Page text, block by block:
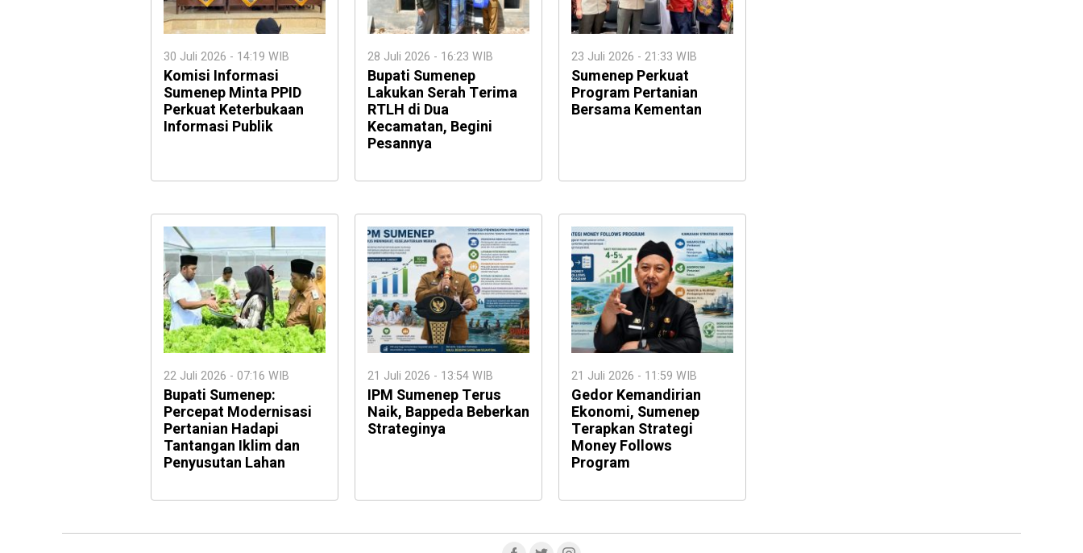
30 Juli 2026 - 14:19 WIB
Komisi Informasi
Sumenep Minta PPID
Perkuat Keterbukaan
Informasi Publik
28 Juli 2026 - 16:23 WIB
Bupati Sumenep
Lakukan Serah Terima
RTLH di Dua
Kecamatan, Begini
Pesannya
23 Juli 2026 - 21:33 WIB
Sumenep Perkuat
Program Pertanian
Bersama Kementan
22 Juli 2026 - 07:16 WIB
Bupati Sumenep:
Percepat Modernisasi
Pertanian Hadapi
Tantangan Iklim dan
Penyusutan Lahan
21 Juli 2026 - 13:54 WIB
IPM Sumenep Terus
Naik, Bappeda Beberkan
Strateginya
21 Juli 2026 - 11:59 WIB
Gedor Kemandirian
Ekonomi, Sumenep
Terapkan Strategi
Money Follows
Program